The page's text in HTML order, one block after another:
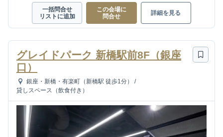
一括問合せ
リストに追加
この会場に
問合せ
詳細を見る
グレイドパーク 新橋駅前8F（銀座
口）
銀座・新橋・有楽町（新橋駅 徒歩1分）
/
貸しスペース（飲食付き）